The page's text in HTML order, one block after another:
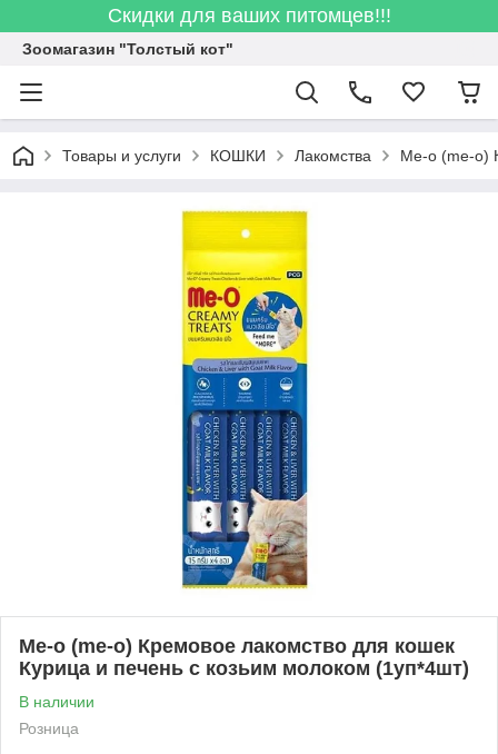
Скидки для ваших питомцев!!!
Зоомагазин "Толстый кот"
Товары и услуги КОШКИ Лакомства Ме-о (me-o)
Ме-о (me-o) Кремовое лакомство для кошек
Курица и печень с козьим молоком (1уп*4шт)
В наличии
Розница